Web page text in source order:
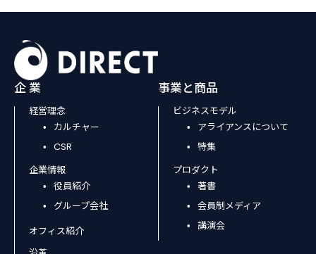
の
ペ
ー
送
企 業
経営理念
カルチャー
CSR
企業情報
役員紹介
グループ会社
オフィス紹介
事業と商品
ビジネスモデル
アライアンスについて
特集
プロダクト
著書
会員制メディア
講演会